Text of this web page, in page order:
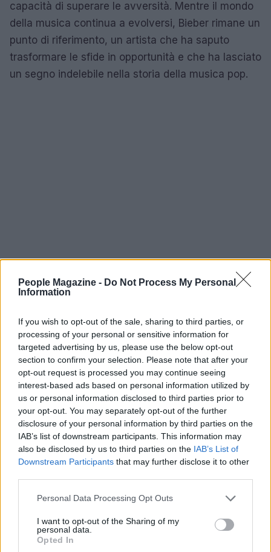
People Magazine - Do Not Process My Personal
Information
If you wish to opt-out of the sale, sharing to third parties, or
processing of your personal or sensitive information for
targeted advertising by us, please use the below opt-out
section to confirm your selection. Please note that after your
opt-out request is processed you may continue seeing
interest-based ads based on personal information utilized by
us or personal information disclosed to third parties prior to
your opt-out. You may separately opt-out of the further
disclosure of your personal information by third parties on the
IAB’s list of downstream participants. This information may
also be disclosed by us to third parties on the IAB’s List of
Downstream Participants that may further disclose it to other
Please note that this website/app uses one or more Google
not limited to your visit or usage behaviour. You may click to
grant or deny consent to Google and its third-party tags to
use your data for below specified purposes in below Google
Personal Data Processing Opt Outs
I want to opt-out of the Sharing of my
personal data.
Opted In
capacità di superare le avversità. Mentre il mondo
della musica continua a evolversi, Bieber rimane un
punto di riferimento, un artista che ha saputo
trasformare le sfide in opportunità e che ha lasciato
un segno indelebile nella storia della musica pop.
AUTORE
AiAdhubMedia